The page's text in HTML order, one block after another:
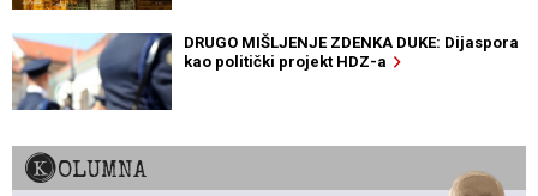
DRUGO MIŠLJENJE ZDENKA DUKE: Dijaspora
kao politički projekt HDZ-a
KOLUMNA